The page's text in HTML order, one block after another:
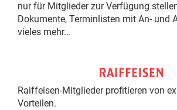
nur für Mitglieder zur Verfügung
Dokumente, Terminlisten mit An- und
vieles mehr...
Raiffeisen-Mitglieder profitieren von
Vorteilen.